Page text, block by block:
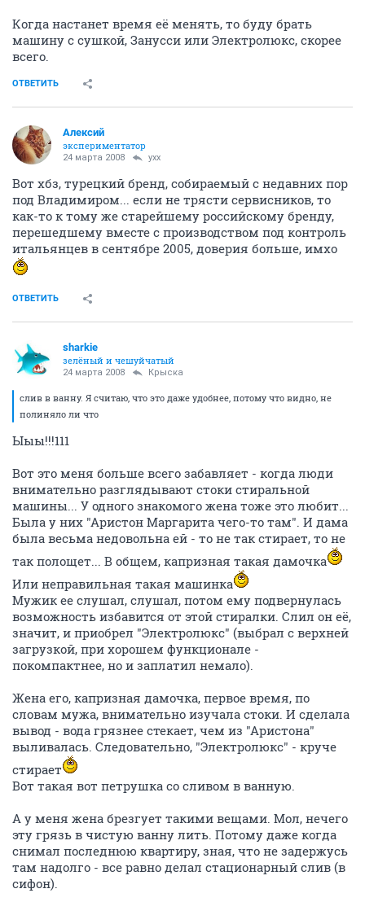
Когда настанет время её менять, то буду брать
машину с сушкой, Занусси или Электролюкс, скорее
всего.
ОТВЕТИТЬ
Алексий
экспериментатор
24 марта 2008 yxx
Вот хбз, турецкий бренд, собираемый с недавних пор
под Владимиром... если не трясти сервисников, то
как-то к тому же старейшему российскому бренду,
перешедшему вместе с производством под контроль
итальянцев в сентябре 2005, доверия больше, имхо
ОТВЕТИТЬ
sharkie
зелёный и чешуйчатый
24 марта 2008 Крыска
слив в ванну. Я считаю, что это даже удобнее, потому что видно, не
полиняло ли что
Ыыы!!!111
Вот это меня больше всего забавляет - когда люди
внимательно разглядывают стоки стиральной
машины... У одного знакомого жена тоже это любит...
Была у них "Аристон Маргарита чего-то там". И дама
была весьма недовольна ей - то не так стирает, то не
так полощет... В общем, капризная такая дамочка
Или неправильная такая машинка
Мужик ее слушал, слушал, потом ему подвернулась
возможность избавится от этой стиралки. Слил он её,
значит, и приобрел "Электролюкс" (выбрал с верхней
загрузкой, при хорошем функционале -
покомпактнее, но и заплатил немало).
Жена его, капризная дамочка, первое время, по
словам мужа, внимательно изучала стоки. И сделала
вывод - вода грязнее стекает, чем из "Аристона"
выливалась. Следовательно, "Электролюкс" - круче
стирает
Вот такая вот петрушка со сливом в ванную.
А у меня жена брезгует такими вещами. Мол, нечего
эту грязь в чистую ванну лить. Потому даже когда
снимал последнюю квартиру, зная, что не задержусь
там надолго - все равно делал стационарный слив (в
сифон).